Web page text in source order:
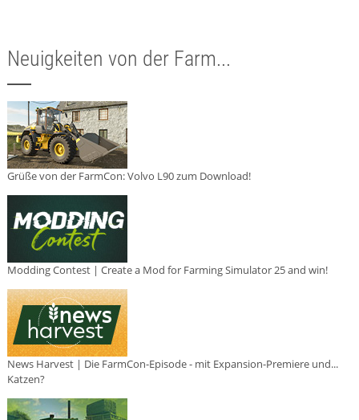
Neuigkeiten von der Farm...
Grüße von der FarmCon: Volvo L90 zum Download!
Modding Contest | Create a Mod for Farming Simulator 25 and win!
News Harvest | Die FarmCon-Episode - mit Expansion-Premiere und...
Katzen?